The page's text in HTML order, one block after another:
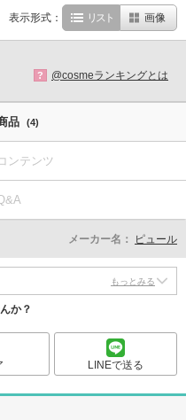
表示形式： リスト 画像
? @cosmeランキングとは
品 (4)
ンテンツ
メーカー名： ピュール
もっとみる
か？
LINEで送る